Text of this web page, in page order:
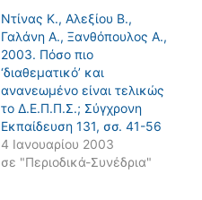
Ντίνας Κ., Αλεξίου Β.,
Γαλάνη Α., Ξανθόπουλος Α.,
2003. Πόσο πιο
‘διαθεματικό’ και
ανανεωμένο είναι τελικώς
το Δ.Ε.Π.Π.Σ.; Σύγχρονη
Eκπαίδευση 131, σσ. 41-56
4 Ιανουαρίου 2003
σε "Περιοδικά-Συνέδρια"